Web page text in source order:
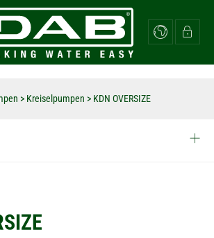
> Kreiselpumpen > KDN OVERSIZE